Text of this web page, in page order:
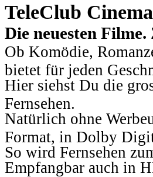
TeleClub Cinema
Die neuesten Filme.
Ob Komödie,
bietet für jeden
Hier siehst Du die
Fernsehen.
Natürlich ohne
Format, in Dolby
So wird Fernsehen
Empfangbar auch in